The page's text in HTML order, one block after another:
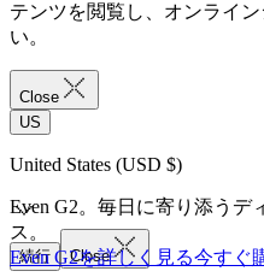
テンツを閲覧し、オンライ
い。
Close
US
United States (USD $)
続行 Close
Even G2。毎日に寄り添うデ
ス。
Even G2を詳しく見る今すぐ